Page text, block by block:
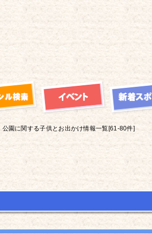
公園に関する子供とお出かけ情報一覧[61-80件]